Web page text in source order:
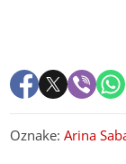
Oznake:Arina